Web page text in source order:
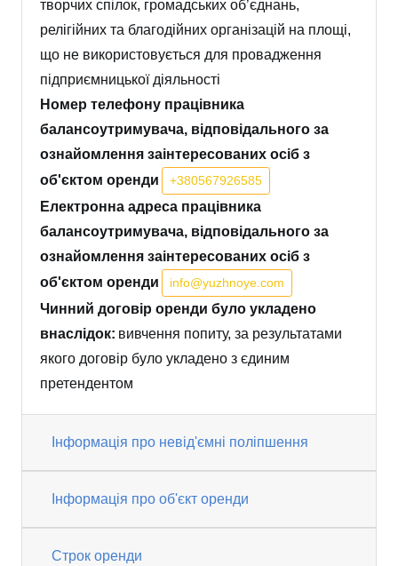
творчих спілок, громадських об’єднань,
релігійних та благодійних організацій на площі,
що не використовується для провадження
підприємницької діяльності
Номер телефону працівника
балансоутримувача, відповідального за
ознайомлення заінтересованих осіб з
об'єктом оренди
+380567926585
Електронна адреса працівника
балансоутримувача, відповідального за
ознайомлення заінтересованих осіб з
об'єктом оренди
info@yuzhnoye.com
Чинний договір оренди було укладено
внаслідок: вивчення попиту, за результатами
якого договір було укладено з єдиним
претендентом
Інформація про невід'ємні поліпшення
Інформація про об'єкт оренди
Строк оренди